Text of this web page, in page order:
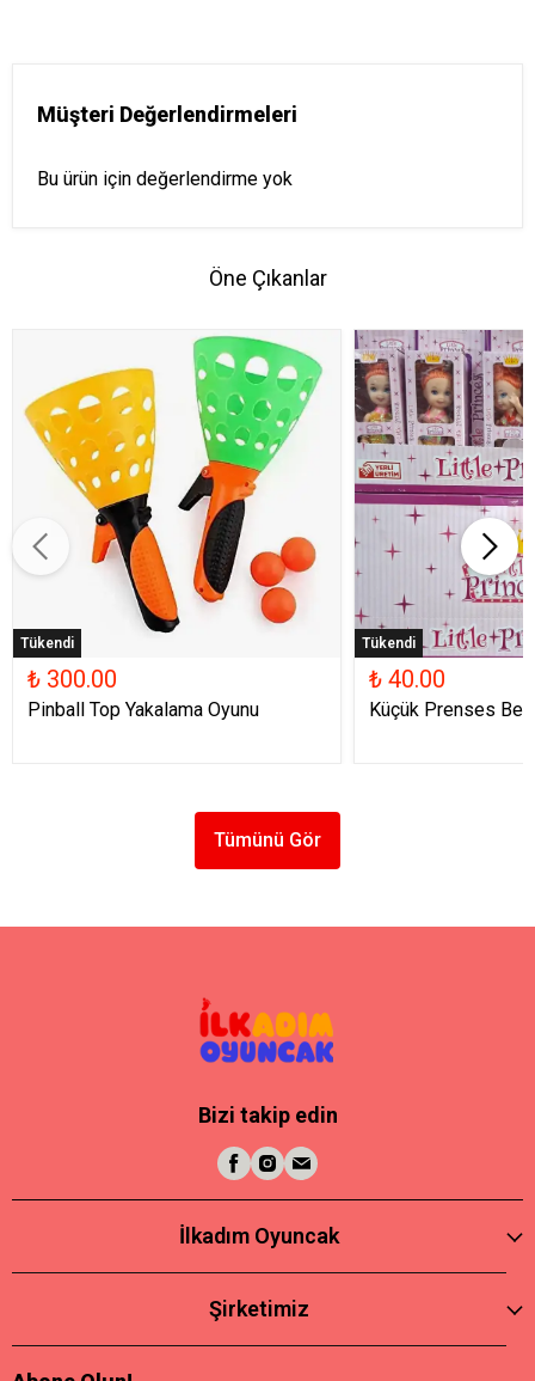
Müşteri Değerlendirmeleri
Bu ürün için değerlendirme yok
Öne Çıkanlar
Tükendi
₺ 300.00
Pinball Top Yakalama Oyunu
Tükendi
₺ 40.00
Küçük Prenses
Tümünü Gör
Bizi takip edin
İlkadım Oyuncak
Şirketimiz